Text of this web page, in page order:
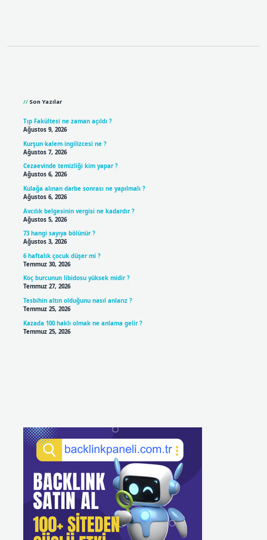
Son Yazılar
Tıp Fakültesi ne zaman açıldı ?
Ağustos 9, 2026
Kurşun kalem ingilizcesi ne ?
Ağustos 7, 2026
Cezaevinde temizliği kim yapar ?
Ağustos 6, 2026
Kulağa alınan darbe sonrası ne yapılmalı ?
Ağustos 6, 2026
Avcılık belgesinin vergisi ne kadardır ?
Ağustos 5, 2026
73 hangi sayıya bölünür ?
Ağustos 3, 2026
6 haftalık çocuk düşer mi ?
Temmuz 30, 2026
Koç burcunun libidosu yüksek midir ?
Temmuz 27, 2026
Tesbihin altın olduğunu nasıl anlarız ?
Temmuz 25, 2026
Kazada 100 haklı olmak ne anlama gelir ?
Temmuz 25, 2026